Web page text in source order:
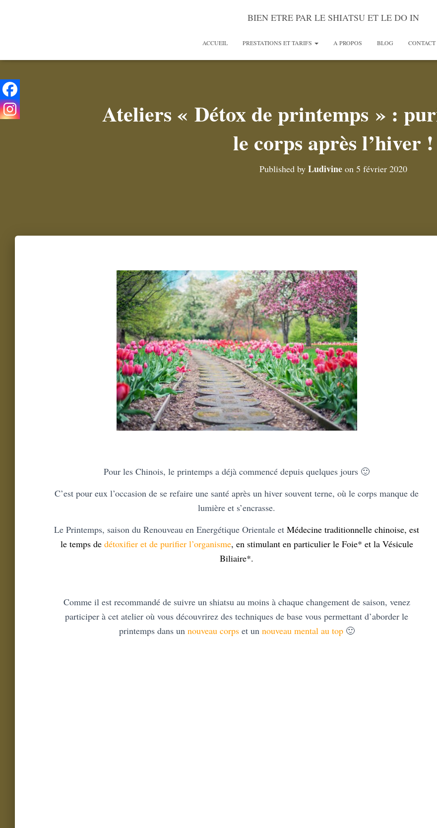
BIEN ETRE PAR LE SHIATSU ET LE DO IN
ACCUEIL PRESTATIONS ET TARIFS A PROPOS BLOG CONTACT
Ateliers « Détox de printemps » :
le corps après l’hiver !
Published by Ludivine on 5 février 2020
Pour les Chinois, le printemps a déjà commencé depuis quelques jours 🙂
C’est pour eux l’occasion de se refaire une santé après un hiver souvent terne, où le corps manque de
lumière et s’encrasse.
Le Printemps, saison du Renouveau en Energétique Orientale et Médecine traditionnelle chinoise, est
le temps de détoxifier et de purifier l’organisme, en stimulant en particulier le Foie* et la Vésicule
Biliaire*.
Comme il est recommandé de suivre un shiatsu au moins à chaque changement de saison, venez
participer à cet atelier où vous découvrirez des techniques de base vous permettant d’aborder le
printemps dans un nouveau corpset un nouveau mental au top🙂